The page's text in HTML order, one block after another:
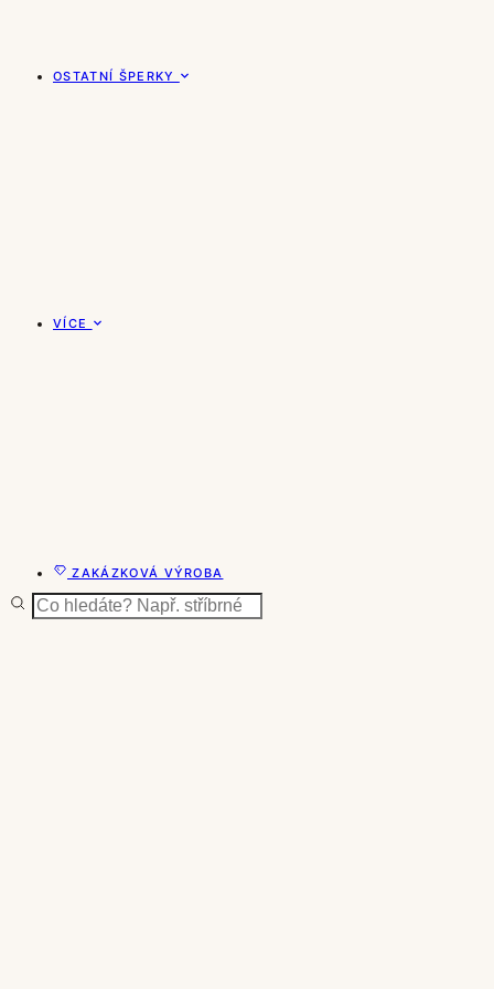
OSTATNÍ ŠPERKY
VÍCE
ZAKÁZKOVÁ VÝROBA